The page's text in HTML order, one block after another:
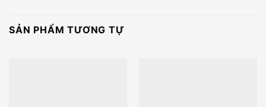
SẢN PHẨM TƯƠNG TỰ